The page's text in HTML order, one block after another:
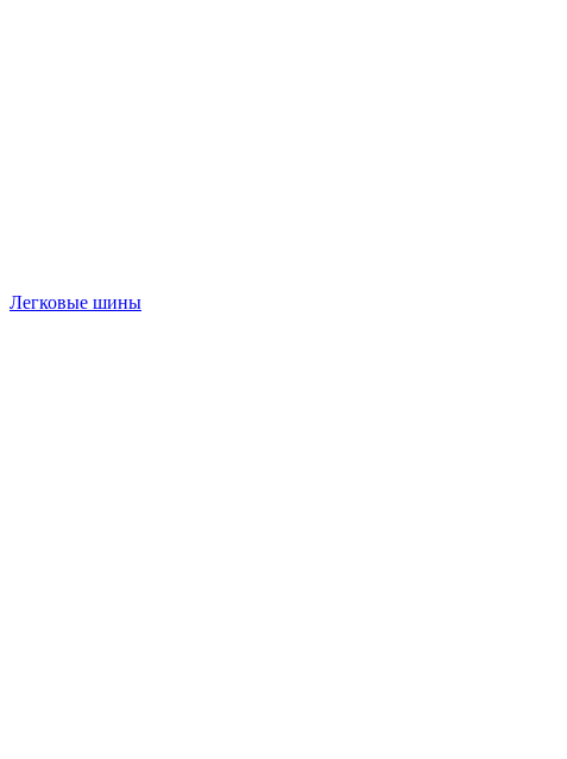
Легковые шины